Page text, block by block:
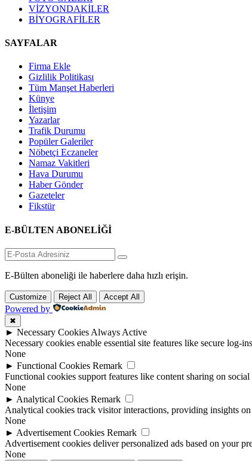
VİZYONDAKİLER
BİYOGRAFİLER
SAYFALAR
Firma Ekle
Gizlilik Politikası
Tüm Manşet Haberleri
Künye
İletişim
Yazarlar
Trafik Durumu
Popüler Galeriler
Nöbetçi Eczaneler
Namaz Vakitleri
Hava Durumu
Haber Gönder
Gazeteler
Fikstür
E-BÜLTEN ABONELİĞİ
E-Bülten aboneliği ile haberlere daha hızlı erişin.
Customize Reject All Accept All
Powered by
✖
► Necessary Cookies Always Active
Necessary cookies enable essential site features like secure log-
None
► Functional Cookies Remark
Functional cookies support features like content sharing on
None
► Analytical Cookies Remark
Analytical cookies track visitor interactions, providing insights
None
► Advertisement Cookies Remark
Advertisement cookies deliver personalized ads based on your
None